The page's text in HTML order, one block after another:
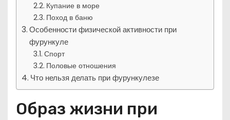
Купание в море
Поход в баню
Особенности физической активности при
фурункуле
Спорт
Половые отношения
Что нельзя делать при фурункулезе
Образ жизни при